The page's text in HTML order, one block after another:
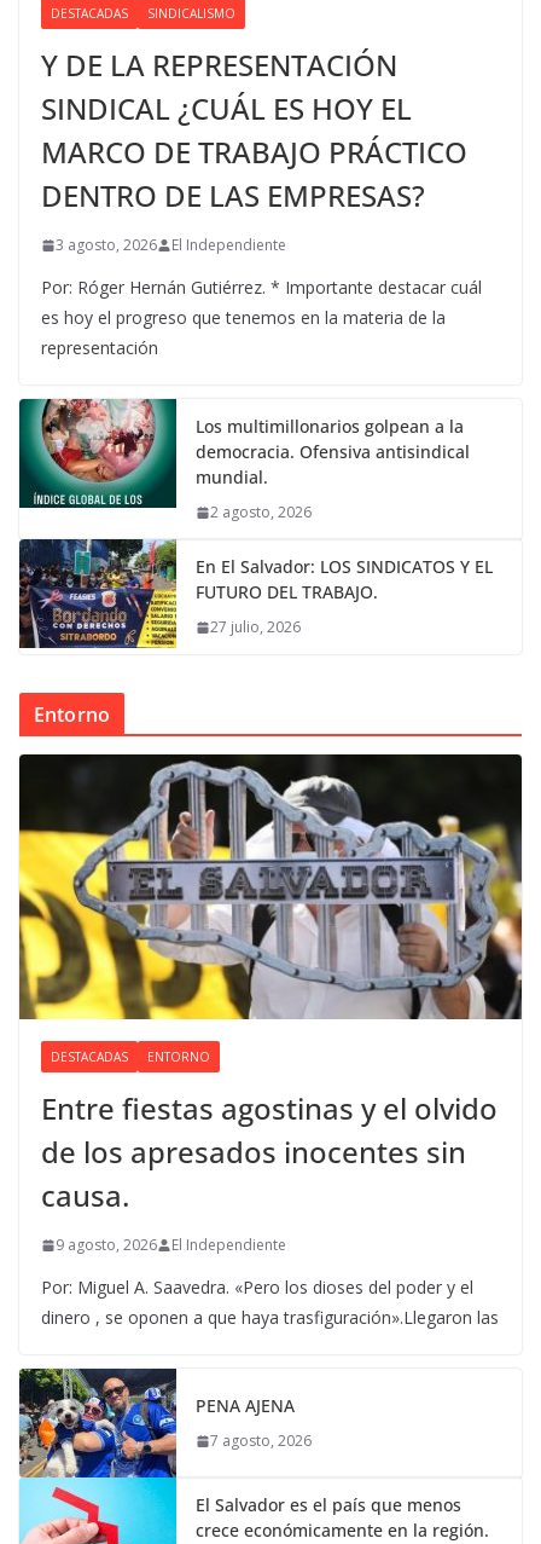
DESTACADAS SINDICALISMO
Y DE LA REPRESENTACIÓN
SINDICAL ¿CUÁL ES HOY EL
MARCO DE TRABAJO PRÁCTICO
DENTRO DE LAS EMPRESAS?
3 agosto, 2026 El Independiente
Por: Róger Hernán Gutiérrez. * Importante destacar cuál
es hoy el progreso que tenemos en la materia de la
representación
Los multimillonarios golpean a la
democracia. Ofensiva antisindical
mundial.
2 agosto, 2026
En El Salvador: LOS SINDICATOS Y EL
FUTURO DEL TRABAJO.
27 julio, 2026
Entorno
DESTACADAS ENTORNO
Entre fiestas agostinas y el olvido
de los apresados inocentes sin
causa.
9 agosto, 2026 El Independiente
Por: Miguel A. Saavedra. «Pero los dioses del poder y el
dinero , se oponen a que haya trasfiguración».Llegaron las
PENA AJENA
7 agosto, 2026
El Salvador es el país que menos
crece económicamente en la región.